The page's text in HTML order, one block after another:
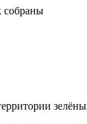
собраны